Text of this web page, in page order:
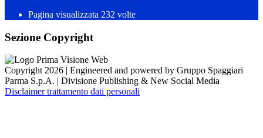
Pagina visualizzata 232 volte
Sezione Copyright
Copyright 2026 | Engineered and powered by Gruppo Spaggiari
Parma S.p.A. | Divisione Publishing & New Social Media
Disclaimer trattamento dati personali